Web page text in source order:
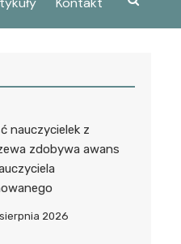
nauczycielek z
zdobywa awans
2026